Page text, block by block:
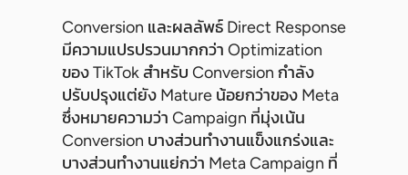
Conversion และผลลัพธ์ Direct Response
มีความแปรปรวนมากกว่า Optimization
ของ TikTok สำหรับ Conversion กำลัง
ปรับปรุงแต่ยัง Mature น้อยกว่าของ Meta
ซึ่งหมายความว่า Campaign ที่มุ่งเน้น
Conversion บางส่วนทำงานแข็งแกร่งและ
บางส่วนทำงานแย่กว่า Meta Campaign ที่